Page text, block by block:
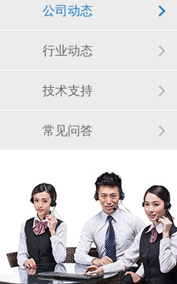
公司动态
行业动态
技术支持
常见问答